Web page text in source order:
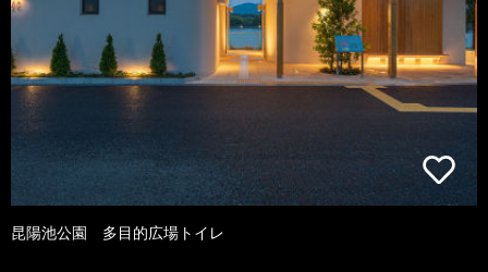
昆陽池公園 多目的広場トイレ